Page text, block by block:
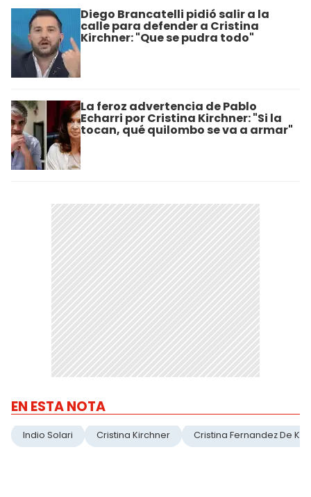
Diego Brancatelli pidió salir a la
calle para defender a Cristina
Kirchner: "Que se pudra todo"
La feroz advertencia de Pablo
Echarri por Cristina Kirchner: "Si la
tocan, qué quilombo se va a armar"
EN ESTA NOTA
Indio Solari Cristina Kirchner Cristina Fernandez De